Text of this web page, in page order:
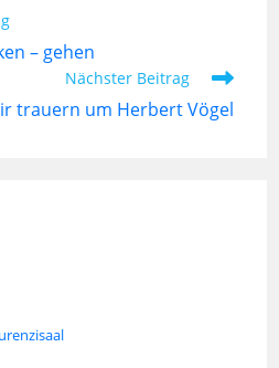
– gehen
Nächster Beitrag
trauern um Herbert Vögel